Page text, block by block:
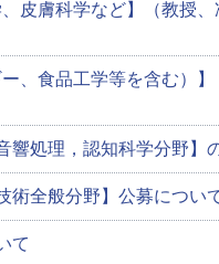
皮膚科学など】（教授
、食品工学等を含む）
響処理，認知科学分野】
術全般分野】公募につい
て